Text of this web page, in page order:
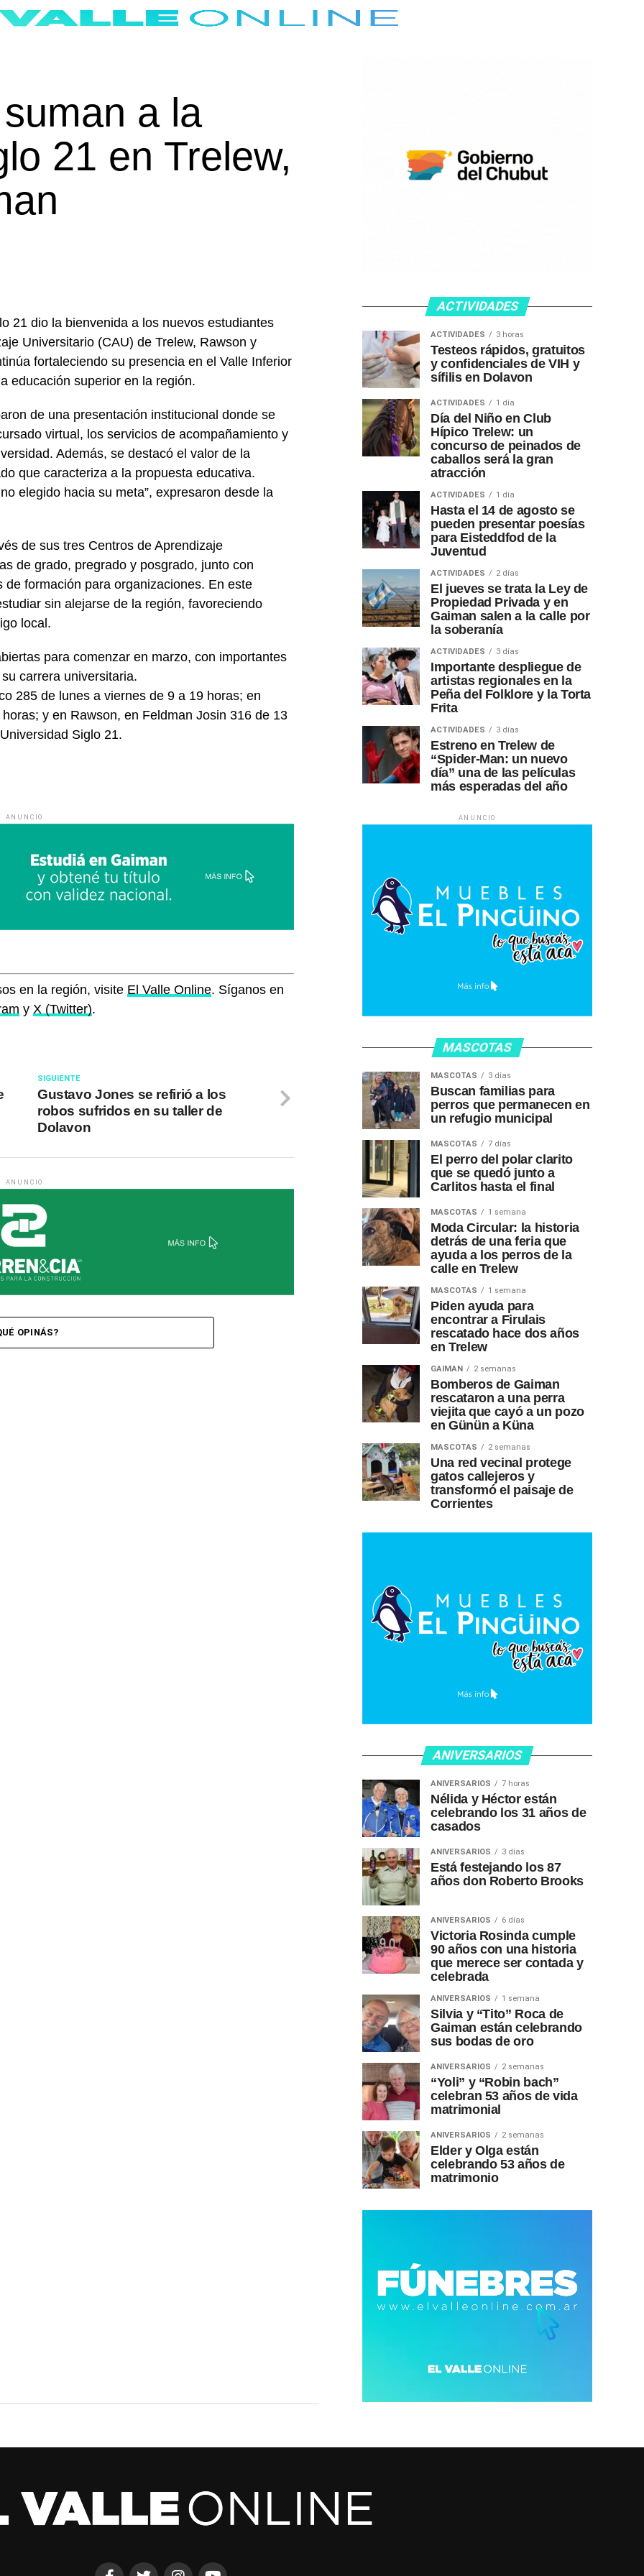
a la
21 en Trelew,
21 dio la bienvenida a los nuevos estudiantes
Universitario (CAU) de Trelew, Rawson y
fortaleciendo su presencia en el Valle Inferior
educación superior en la región.
de una presentación institucional donde se
virtual, los servicios de acompañamiento y
Además, se destacó el valor de la
que caracteriza a la propuesta educativa.
elegido hacia su meta”, expresaron desde la
de sus tres Centros de Aprendizaje
de grado, pregrado y posgrado, junto con
formación para organizaciones. En este
sin alejarse de la región, favoreciendo
local.
para comenzar en marzo, con importantes
carrera universitaria.
285 de lunes a viernes de 9 a 19 horas; en
y en Rawson, en Feldman Josin 316 de 13
Siglo 21.
ANUNCIO
en la región, visite El Valle Online. Síganos en
y X (Twitter).
SIGUIENTE
Gustavo Jones se refirió a los
robos sufridos en su taller de
Dolavon
ANUNCIO
OPINÁS?
ACTIVIDADES
ACTIVIDADES 3 horas
Testeos rápidos, gratuitos
y confidenciales de VIH y
sífilis en Dolavon
ACTIVIDADES 1 día
Día del Niño en Club
Hípico Trelew: un
concurso de peinados de
caballos será la gran
atracción
ACTIVIDADES 1 día
Hasta el 14 de agosto se
pueden presentar poesías
para Eisteddfod de la
Juventud
ACTIVIDADES 2 días
El jueves se trata la Ley de
Propiedad Privada y en
Gaiman salen a la calle por
la soberanía
ACTIVIDADES 3 días
Importante despliegue de
artistas regionales en la
Peña del Folklore y la Torta
Frita
ACTIVIDADES 3 días
Estreno en Trelew de
“Spider-Man: un nuevo
día” una de las películas
más esperadas del año
ANUNCIO
MASCOTAS
MASCOTAS 3 días
Buscan familias para
perros que permanecen en
un refugio municipal
MASCOTAS 7 días
El perro del polar clarito
que se quedó junto a
Carlitos hasta el final
MASCOTAS 1 semana
Moda Circular: la historia
detrás de una feria que
ayuda a los perros de la
calle en Trelew
MASCOTAS 1 semana
Piden ayuda para
encontrar a Firulais
rescatado hace dos años
en Trelew
GAIMAN 2 semanas
Bomberos de Gaiman
rescataron a una perra
viejita que cayó a un pozo
en Günün a Küna
MASCOTAS 2 semanas
Una red vecinal protege
gatos callejeros y
transformó el paisaje de
Corrientes
ANIVERSARIOS
ANIVERSARIOS 7 horas
Nélida y Héctor están
celebrando los 31 años de
casados
ANIVERSARIOS 3 días
Está festejando los 87
años don Roberto Brooks
ANIVERSARIOS 6 días
Victoria Rosinda cumple
90 años con una historia
que merece ser contada y
celebrada
ANIVERSARIOS 1 semana
Silvia y “Tito” Roca de
Gaiman están celebrando
sus bodas de oro
ANIVERSARIOS 2 semanas
“Yoli” y “Robin bach”
celebran 53 años de vida
matrimonial
ANIVERSARIOS 2 semanas
Elder y Olga están
celebrando 53 años de
matrimonio